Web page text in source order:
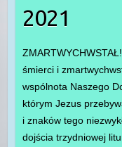
2021
śmierci i
wspólnota Naszego
którym Jezus
i znaków tego
dojścia trzydniowej